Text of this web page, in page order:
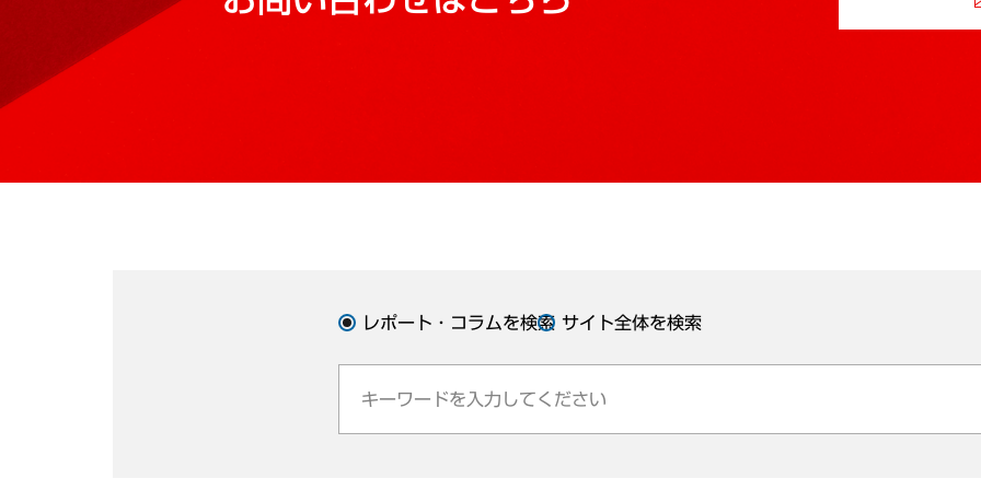
レポート・コラムを検索 サイト全体を検索